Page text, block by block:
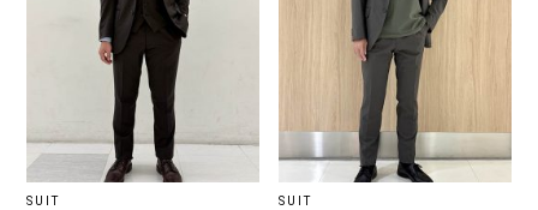
SUIT SUIT